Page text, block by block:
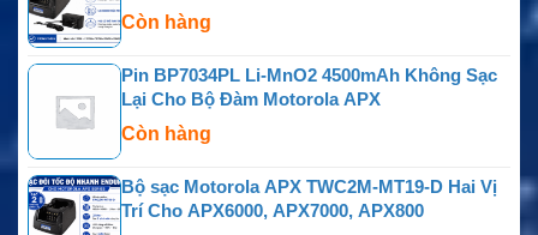
Còn hàng
Pin BP7034PL Li-MnO2 4500mAh Không Sạc
Lại Cho Bộ Đàm Motorola APX
Còn hàng
Bộ sạc Motorola APX TWC2M-MT19-D Hai Vị
Trí Cho APX6000, APX7000, APX800